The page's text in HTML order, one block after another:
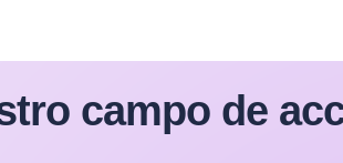
campo de